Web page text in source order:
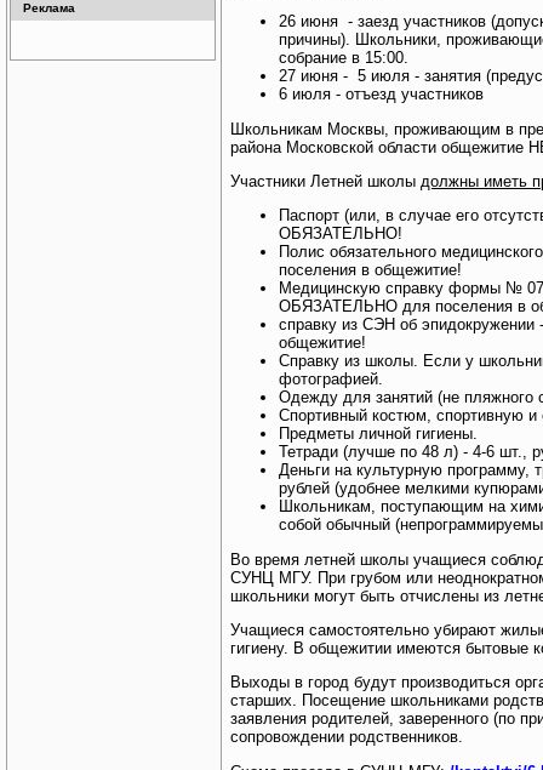
Реклама
26 июня - заезд участников
причины). Школьники,
собрание в 15:00.
27 июня - 5 июля - занятия
6 июля - отъезд участников
Школьникам Москвы, проживающим в
района Московской области общежитие
Участники Летней школы должны иметь
Паспорт (или, в случае его
ОБЯЗАТЕЛЬНО!
Полис обязательного
поселения в общежитие!
Медицинскую справку формы №
ОБЯЗАТЕЛЬНО для поселения в
справку из СЭН об
общежитие!
Справку из школы. Если у
фотографией.
Одежду для занятий (не пляжного
Спортивный костюм, спортивную
Предметы личной гигиены.
Тетради (лучше по 48 л) - 4-6 шт.,
Деньги на культурную программу,
рублей (удобнее мелкими
Школьникам, поступающим на
собой обычный
Во время летней школы учащиеся
СУНЦ МГУ. При грубом или
школьники могут быть отчислены из
Учащиеся самостоятельно убирают
гигиену. В общежитии имеются бытовые
Выходы в город будут производиться
старших. Посещение школьниками
заявления родителей, заверенного (по
сопровождении родственников.